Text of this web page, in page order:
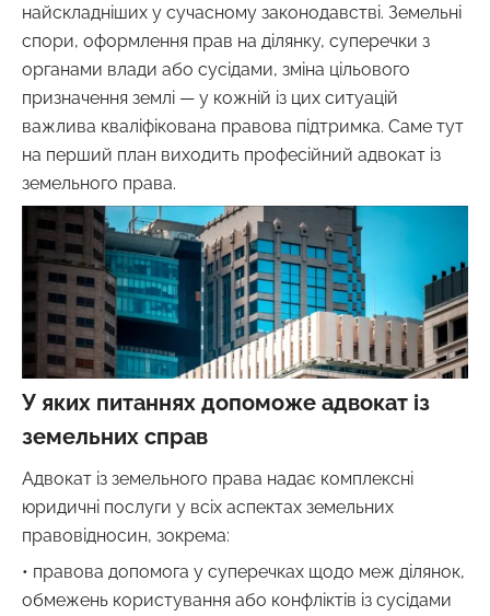
найскладніших у сучасному законодавстві. Земельні
спори, оформлення прав на ділянку, суперечки з
органами влади або сусідами, зміна цільового
призначення землі — у кожній із цих ситуацій
важлива кваліфікована правова підтримка. Саме тут
на перший план виходить професійний адвокат із
земельного права.
У яких питаннях допоможе адвокат із
земельних справ
Адвокат із земельного права надає комплексні
юридичні послуги у всіх аспектах земельних
правовідносин, зокрема:
• правова допомога у суперечках щодо меж ділянок,
обмежень користування або конфліктів із сусідами